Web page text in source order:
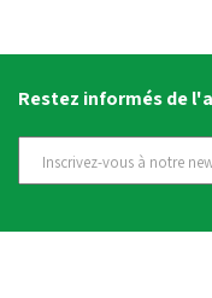
Restez informés de